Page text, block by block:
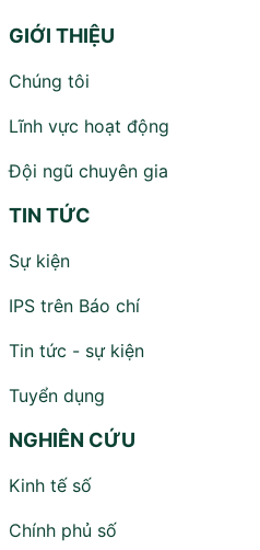
GIỚI THIỆU
Chúng tôi
Lĩnh vực hoạt động
Đội ngũ chuyên gia
TIN TỨC
Sự kiện
IPS trên Báo chí
Tin tức - sự kiện
Tuyển dụng
NGHIÊN CỨU
Kinh tế số
Chính phủ số